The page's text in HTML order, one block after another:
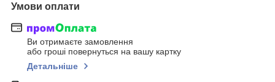
Умови оплати
Ви отримаєте замовлення
або гроші повернуться на вашу картку
Детальніше